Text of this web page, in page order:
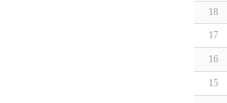
18
17
16
15